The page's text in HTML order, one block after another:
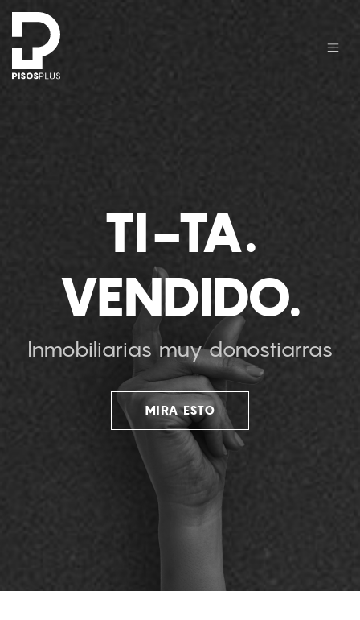
TI-TA.
VENDIDO.
Inmobiliarias muy donostiarras
MIRA ESTO